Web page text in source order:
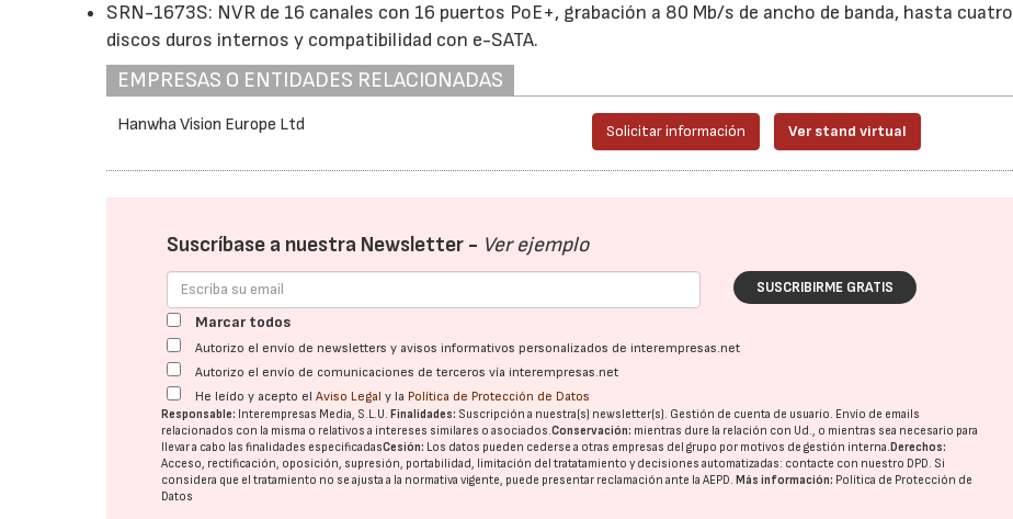
SRN-1673S: NVR de 16 canales con 16 puertos PoE+, grabación a 80 Mb/s de ancho de banda, hasta cuatro
discos duros internos y compatibilidad con e-SATA.
EMPRESAS O ENTIDADES RELACIONADAS
Hanwha Vision Europe Ltd Solicitar información Ver stand virtual
Suscríbase a nuestra Newsletter - Ver ejemplo
SUSCRIBIRME GRATIS
Marcar todos
Autorizo el envío de newsletters y avisos informativos personalizados de interempresas.net
Autorizo el envío de comunicaciones de terceros vía interempresas.net
He leído y acepto elAviso Legal y la Política de Protección de Datos
Responsable: Interempresas Media, S.L.U.Finalidades: Suscripción a nuestra(s) newsletter(s). Gestión de cuenta de usuario. Envío de emails
relacionados con la misma o relativos a intereses similares o asociados.Conservación: mientras dure la relación con Ud., o mientras sea necesario para
llevar a cabo las finalidades especificadasCesión: Los datos pueden cederse a otras empresas del grupo por motivos de gestión interna.Derechos:
Acceso, rectificación, oposición, supresión, portabilidad, limitación del tratatamiento y decisiones automatizadas: contacte con nuestro DPD . Si
considera que el tratamiento no se ajusta a la normativa vigente, puede presentar reclamación ante laAEPD .Más información: Política de Protección de
Datos